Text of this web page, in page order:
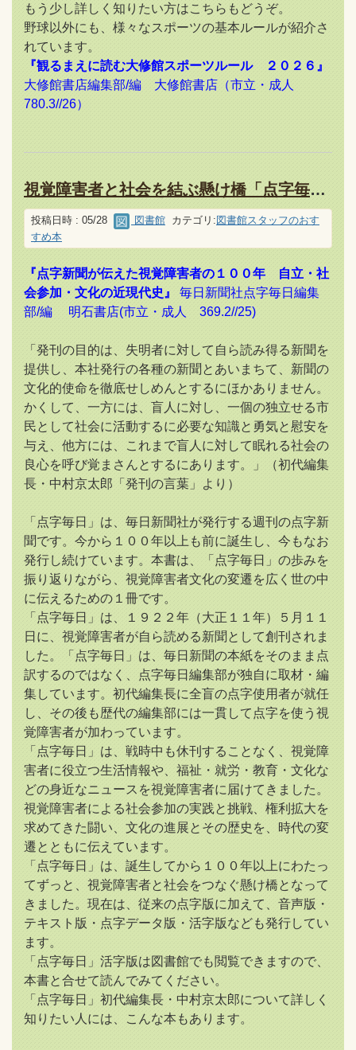
もう少し詳しく知りたい方はこちらもどうぞ。
野球以外にも、様々なスポーツの基本ルールが紹介さ
れています。
『観るまえに読む大修館スポーツルール ２０２６』
大修館書店編集部/編 大修館書店 （市立・成人
780.3//26）
視覚障害者と社会を結ぶ懸け橋「点字毎日」を知っていますか？
投稿日時 : 05/28 図書館 カテゴリ: 図書館スタッフのおす
すめ本
『点字新聞が伝えた視覚障害者の１００年 自立・社
会参加・文化の近現代史』
毎日新聞社点字毎日編集
部/編 明石書店(市立・成人 369.2//25)
「発刊の目的は、失明者に対して自ら読み得る新聞を
提供し、本社発行の各種の新聞とあいまちて、新聞の
文化的使命を徹底せしめんとするにほかありません。
かくして、一方には、盲人に対し、一個の独立せる市
民として社会に活動するに必要な知識と勇気と慰安を
与え、他方には、これまで盲人に対して眠れる社会の
良心を呼び覚まさんとするにあります。」（初代編集
長・中村京太郎「発刊の言葉」より）
「点字毎日」は、毎日新聞社が発行する週刊の点字新
聞です。今から１００年以上も前に誕生し、今もなお
発行し続けています。本書は、「点字毎日」の歩みを
振り返りながら、視覚障害者文化の変遷を広く世の中
に伝えるための１冊です。
「点字毎日」は、１９２２年（大正１１年）５月１１
日に、視覚障害者が自ら読める新聞として創刊されま
した。「点字毎日」は、毎日新聞の本紙をそのまま点
訳するのではなく、点字毎日編集部が独自に取材・編
集しています。初代編集長に全盲の点字使用者が就任
し、その後も歴代の編集部には一貫して点字を使う視
覚障害者が加わっています。
「点字毎日」は、戦時中も休刊することなく、視覚障
害者に役立つ生活情報や、福祉・就労・教育・文化な
どの身近なニュースを視覚障害者に届けてきました。
視覚障害者による社会参加の実践と挑戦、権利拡大を
求めてきた闘い、文化の進展とその歴史を、時代の変
遷とともに伝えています。
「点字毎日」は、誕生してから１００年以上にわたっ
てずっと、視覚障害者と社会をつなぐ懸け橋となって
きました。現在は、従来の点字版に加えて、音声版・
テキスト版・点字データ版・活字版なども発行してい
ます。
「点字毎日」活字版は図書館でも閲覧できますので、
本書と合せて読んでみてください。
「点字毎日」初代編集長・中村京太郎について詳しく
知りたい人には、こんな本もあります。